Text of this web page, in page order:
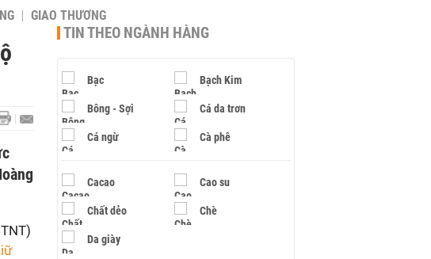
GIAO THƯƠNG
TIN THEO NGÀNH HÀNG
Bạc Bạch Kim
Bông - Sợi Cá da trơn
Cá ngừ Cà phê
Cacao Cao su
Chất dẻo Chè
Da giày